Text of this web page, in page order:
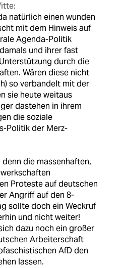
natürlich einen wunden
mit dem Hinweis auf
Agenda-Politik
und ihrer fast
durch die
Wären diese nicht
so verbandelt mit der
sie heute weitaus
dastehen in ihrem
die soziale
Politik der Merz-
die massenhaften,
Proteste auf deutschen
Angriff auf den 8-
sollte doch ein Weckruf
und nicht weiter!
dazu noch ein großer
Arbeiterschaft
AfD den
lassen.